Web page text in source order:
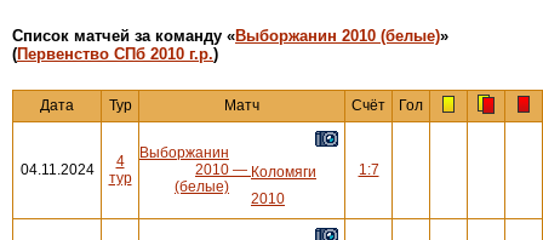
Cписок матчей за команду «Выборжанин 2010 (белые)»
(Первенство СПб 2010 г.р.)
Дата Тур Матч Счёт Гол
04.11.2024
4
тур
Выборжанин
2010
(белые)
— Коломяги
2010
1:7